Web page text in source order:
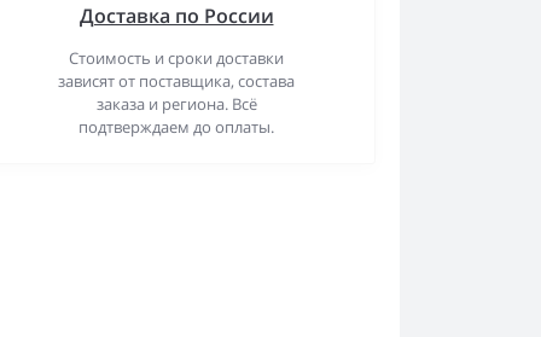
Доставка по России
Стоимость и сроки доставки
зависят от поставщика, состава
заказа и региона. Всё
подтверждаем до оплаты.